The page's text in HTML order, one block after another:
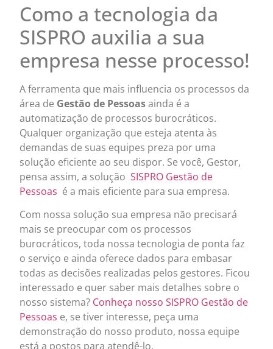
Como a tecnologia da
SISPRO auxilia a sua
empresa nesse processo!
A ferramenta que mais influencia os processos da
área de Gestão de Pessoasainda é a
automatização de processos burocráticos.
Qualquer organização que esteja atenta às
demandas de suas equipes preza por uma
solução eficiente ao seu dispor. Se você, Gestor,
pensa assim, a solução SISPRO Gestão de
Pessoas é a mais eficiente para sua empresa.
Com nossa solução sua empresa não precisará
mais se preocupar com os processos
burocráticos, toda nossa tecnologia de ponta faz
o serviço e ainda oferece dados para embasar
todas as decisões realizadas pelos gestores. Ficou
interessado e quer saber mais detalhes sobre o
nosso sistema? Conheça nosso SISPRO Gestão de
Pessoas e, se tiver interesse, peça uma
demonstração do nosso produto, nossa equipe
está a postos para atendê-lo.